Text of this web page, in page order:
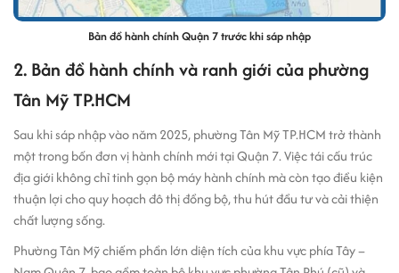
Bản đồ hành chính Quận 7 trước khi sáp nhập
2. Bản đồ hành chính và ranh giới của phường
Tân Mỹ TP.HCM
Sau khi sáp nhập vào năm 2025, phường Tân Mỹ TP.HCM trở thành
một trong bốn đơn vị hành chính mới tại Quận 7. Việc tái cấu trúc
địa giới không chỉ tinh gọn bộ máy hành chính mà còn tạo điều kiện
thuận lợi cho quy hoạch đô thị đồng bộ, thu hút đầu tư và cải thiện
chất lượng sống.
Phường Tân Mỹ chiếm phần lớn diện tích của khu vực phía Tây –